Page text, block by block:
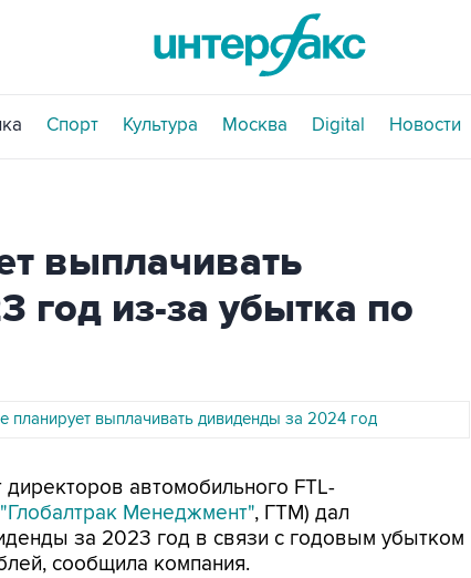
Спорт Культура Москва Digital Новости
выплачивать
год из-за убытка по
планирует выплачивать дивиденды за 2024 год
директоров автомобильного FTL-
"Глобалтрак Менеджмент", ГТМ) дал
за 2023 год в связи с годовым убытком
сообщила компания.